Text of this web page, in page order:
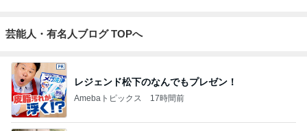
芸能人・有名人ブログ TOPへ
レジェンド松下のなんでもプレゼン！
Amebaトピックス 17時間前